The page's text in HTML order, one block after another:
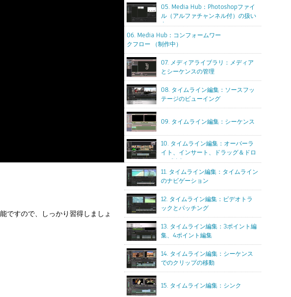
ですので、しっかり習得しましょ
05. Media Hub：Photoshopファイ
ル（アルファチャンネル付）の扱い
方
06. Media Hub：コンフォームワー
クフロー （制作中）
07. メディアライブラリ：メディア
とシーケンスの管理
08. タイムライン編集：ソースフッ
テージのビューイング
09. タイムライン編集：シーケンス
10. タイムライン編集：オーバーラ
イト、インサート、ドラッグ＆ドロ
ップ編集
11. タイムライン編集：タイムライン
のナビゲーション
12. タイムライン編集：ビデオトラ
ックとパッチング
13. タイムライン編集：3ポイント編
集、4ポイント編集
14. タイムライン編集：シーケンス
でのクリップの移動
15. タイムライン編集：シンク